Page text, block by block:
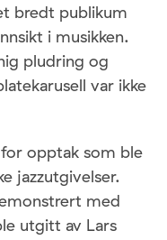
bredt publikum
i musikken.
pludring og
var ikke
opptak som ble
jazzutgivelser.
med
utgitt av Lars